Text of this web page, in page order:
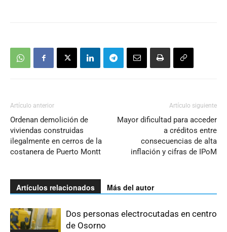
Artículo anterior
Ordenan demolición de
viviendas construidas
ilegalmente en cerros de la
costanera de Puerto Montt
Artículo siguiente
Mayor dificultad para acceder
a créditos entre
consecuencias de alta
inflación y cifras de IPoM
Artículos relacionados Más del autor
Dos personas electrocutadas en centro
de Osorno